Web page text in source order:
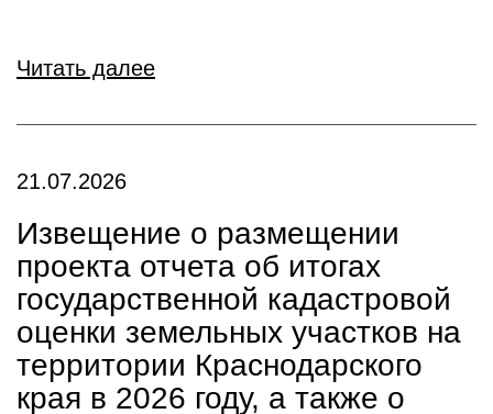
Читать далее
21.07.2026
Извещение о размещении
проекта отчета об итогах
государственной кадастровой
оценки земельных участков на
территории Краснодарского
края в 2026 году, а также о